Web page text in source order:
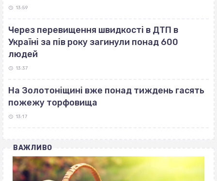
13:59
Через перевищення швидкості в ДТП в
Україні за пів року загинули понад 600
людей
13:37
На Золотоніщині вже понад тиждень гасять
пожежу торфовища
13:17
ВАЖЛИВО